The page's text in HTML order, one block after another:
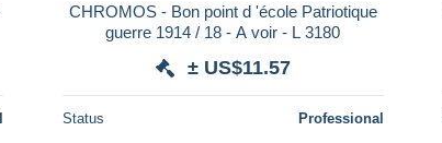
CHROMOS - Bon point d 'école Patriotique
guerre 1914 / 18 - A voir - L 3180
± US$11.57
Status Professional